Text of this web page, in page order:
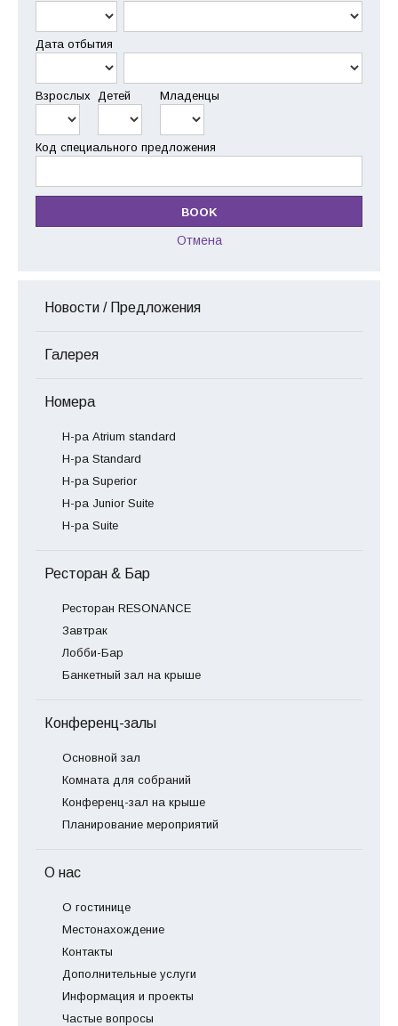
Дата отбытия
Взрослых Детей Младенцы
Код специального предложения
Отмена
Новости / Предложения
Галерея
Номера
Н-ра Atrium standard
Н-ра Standard
Н-ра Superior
Н-ра Junior Suite
Н-ра Suite
Ресторан & Бар
Ресторан RESONANCE
Завтрак
Лобби-Бар
Банкетный зал на крыше
Конференц-залы
Основной зал
Комната для собраний
Конференц-зал на крыше
Планирование мероприятий
О нас
О гостинице
Местонахождение
Контакты
Дополнительные услуги
Информация и проекты
Частые вопросы